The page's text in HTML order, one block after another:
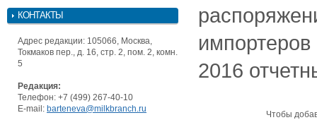
КОНТАКТЫ
Адрес редакции: 105066, Москва,
Токмаков пер., д. 16, стр. 2, пом. 2, комн.
5
Редакция:
Телефон: +7 (499) 267-40-10
E-mail: barteneva@milkbranch.ru
импортеров
2016
Чтобы